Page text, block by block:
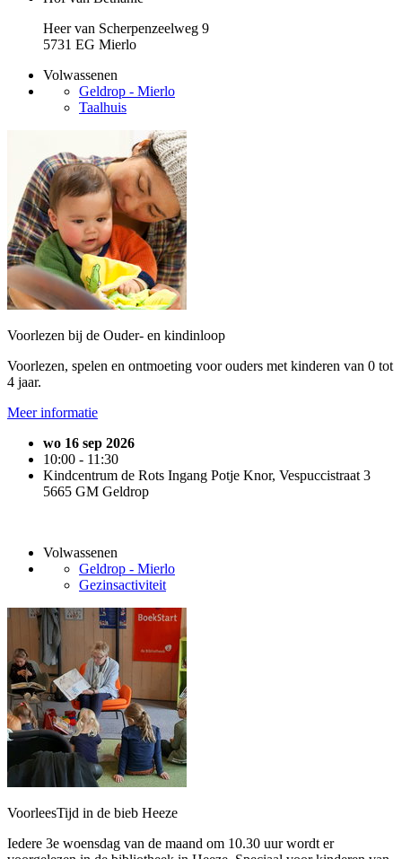
Heer van Scherpenzeelweg 9
5731 EG Mierlo
Volwassenen
Geldrop - Mierlo
Taalhuis
Voorlezen bij de Ouder- en kindinloop
Voorlezen, spelen en ontmoeting voor ouders met kinderen van 0 tot
4 jaar.
Meer informatie
wo 16 sep 2026
10:00 - 11:30
Kindcentrum de Rots Ingang Potje Knor, Vespuccistraat 3
5665 GM Geldrop
Volwassenen
Geldrop - Mierlo
Gezinsactiviteit
VoorleesTijd in de bieb Heeze
Iedere 3e woensdag van de maand om 10.30 uur wordt er